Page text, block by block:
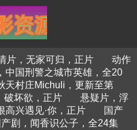
片，无家可归，正片
动作
中国刑警之城市英雄，全20
天村庄Michuli，更新至第
破坏欲，正片
悬疑片，浮
高兴遇见·你，正片
国产
产剧，闻香识公子，全24集